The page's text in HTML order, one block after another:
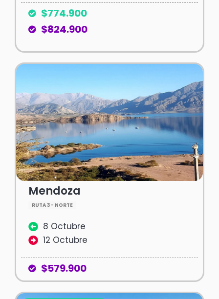
$774.900
$824.900
Mendoza
RUTA 3 - NORTE
8 Octubre
12 Octubre
$579.900